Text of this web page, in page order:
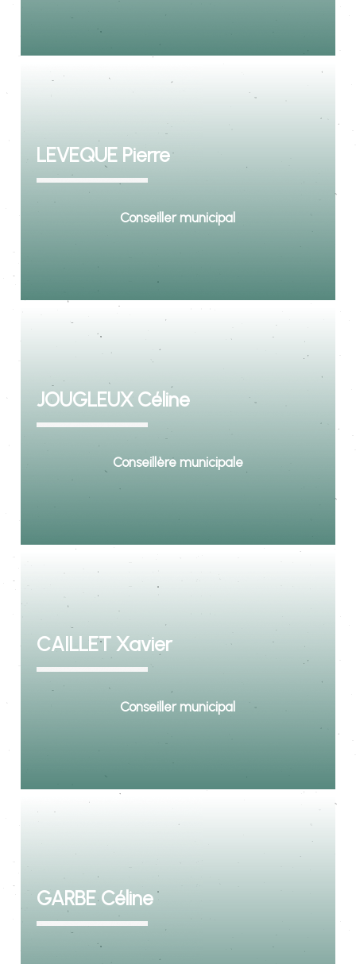
LEVEQUE Pierre
Conseiller municipal
JOUGLEUX Céline
Conseillère municipale
CAILLET Xavier
Conseiller municipal
GARBE Céline